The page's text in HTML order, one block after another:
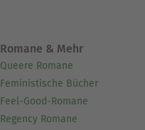
Romane & Mehr
Queere Romane
Feministische Bücher
Feel-Good-Romane
Regency Romane